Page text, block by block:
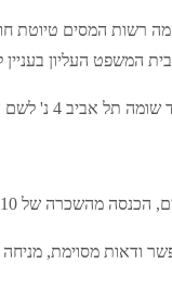
המשפט העליון בעניין
דירות מגורים ומעלה תסווג כהכנסה מעסק.
מסוימת, מניחה הרשות כי הכנסה